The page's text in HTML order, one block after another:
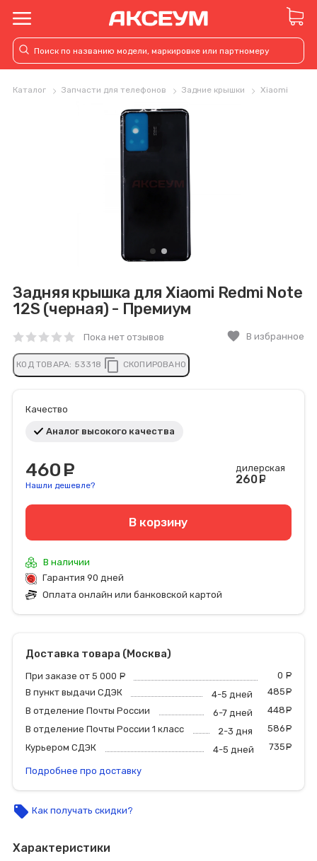
Каталог Запчасти для телефонов Задние крышки Xiaomi
Задняя крышка для Xiaomi Redmi Note
12S (черная) - Премиум
Пока нет отзывов favorite В избранное
КОД ТОВАРА: 53318 content_copy СКОПИРОВАНО
Качество
Аналог высокого качества
460
Нашли дешевле?
дилерская
260
В корзину
В наличии
Гарантия 90 дней
Оплата онлайн или банковской картой
Доставка товара (Москва)
При заказе от 5 000 0
В пункт выдачи СДЭК
4-5 дней 485
В отделение Почты России
6-7 дней 448
В отделение Почты России 1 класс
2-3 дня 586
Курьером СДЭК
4-5 дней 735
Подробнее про доставку
local_offer Как получать скидки?
Характеристики